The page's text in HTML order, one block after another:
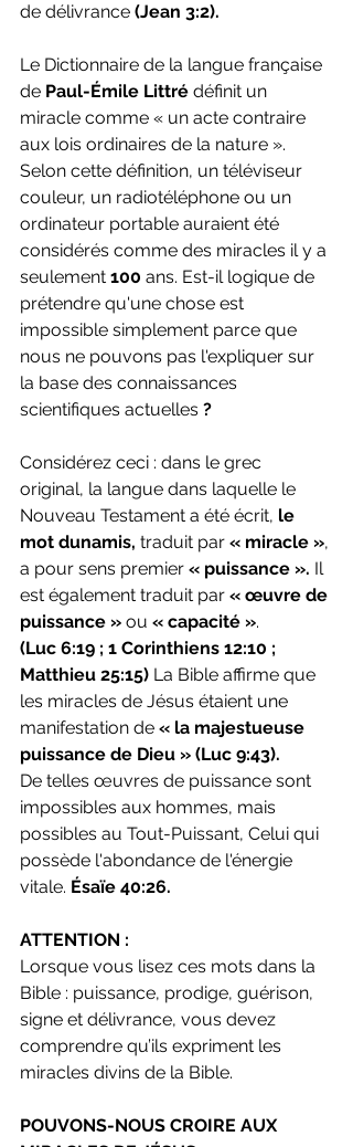
de délivrance (Jean 3:2).
Le Dictionnaire de la langue française
de Paul-Émile Littré définit un
miracle comme « un acte contraire
aux lois ordinaires de la nature ».
Selon cette définition, un téléviseur
couleur, un radiotéléphone ou un
ordinateur portable auraient été
considérés comme des miracles il y a
seulement 100 ans. Est-il logique de
prétendre qu'une chose est
impossible simplement parce que
nous ne pouvons pas l'expliquer sur
la base des connaissances
scientifiques actuelles ?
Considérez ceci : dans le grec
original, la langue dans laquelle le
Nouveau Testament a été écrit, le
mot dunamis, traduit par « miracle »,
a pour sens premier « puissance ». Il
est également traduit par « œuvre de
puissance » ou « capacité ».
(Luc 6:19 ; 1 Corinthiens 12:10 ;
Matthieu 25:15) La Bible affirme que
les miracles de Jésus étaient une
manifestation de « la majestueuse
puissance de Dieu » (Luc 9:43).
De telles œuvres de puissance sont
impossibles aux hommes, mais
possibles au Tout-Puissant, Celui qui
possède l'abondance de l'énergie
vitale. Ésaïe 40:26.
ATTENTION :
Lorsque vous lisez ces mots dans la
Bible : puissance, prodige, guérison,
signe et délivrance, vous devez
comprendre qu’ils expriment les
miracles divins de la Bible.
POUVONS-NOUS CROIRE AUX